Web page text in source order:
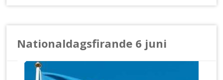
Nationaldagsfirande 6 juni